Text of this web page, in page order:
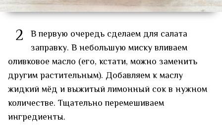
2 В первую очередь сделаем для салата
заправку. В небольшую миску вливаем
оливковое масло (его, кстати, можно заменить
другим растительным). Добавляем к маслу
жидкий мёд и выжитый лимонный сок в нужном
количестве. Тщательно перемешиваем
ингредиенты.